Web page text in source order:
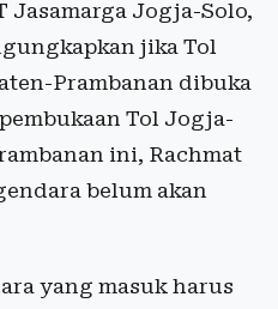
Jasamarga Jogja-Solo,
jika Tol
Prambanan dibuka
Tol Jogja-
ini, Rachmat
belum akan
yang masuk harus